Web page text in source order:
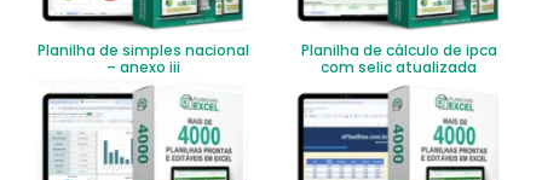
Planilha de simples nacional
– anexo iii
Planilha de cálculo de ipca
com selic atualizada